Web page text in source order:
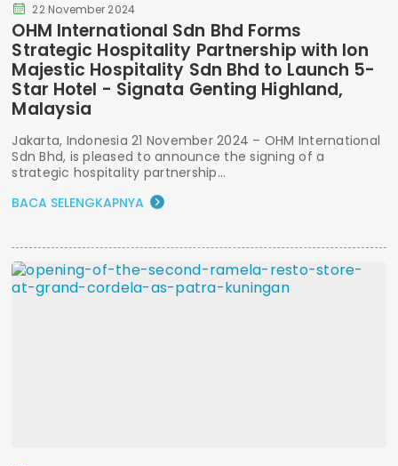
22 November 2024
OHM International Sdn Bhd Forms
Strategic Hospitality Partnership with Ion
Majestic Hospitality Sdn Bhd to Launch 5-
Star Hotel - Signata Genting Highland,
Malaysia
Jakarta, Indonesia 21 November 2024 – OHM International
Sdn Bhd, is pleased to announce the signing of a
strategic hospitality partnership...
BACA SELENGKAPNYA